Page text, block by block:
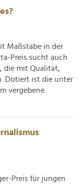
Maßstäbe in der
Preis sucht auch
die mit Qualität,
Dotiert ist die unter
vergebene
Preis für jungen